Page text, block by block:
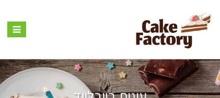
Toggle